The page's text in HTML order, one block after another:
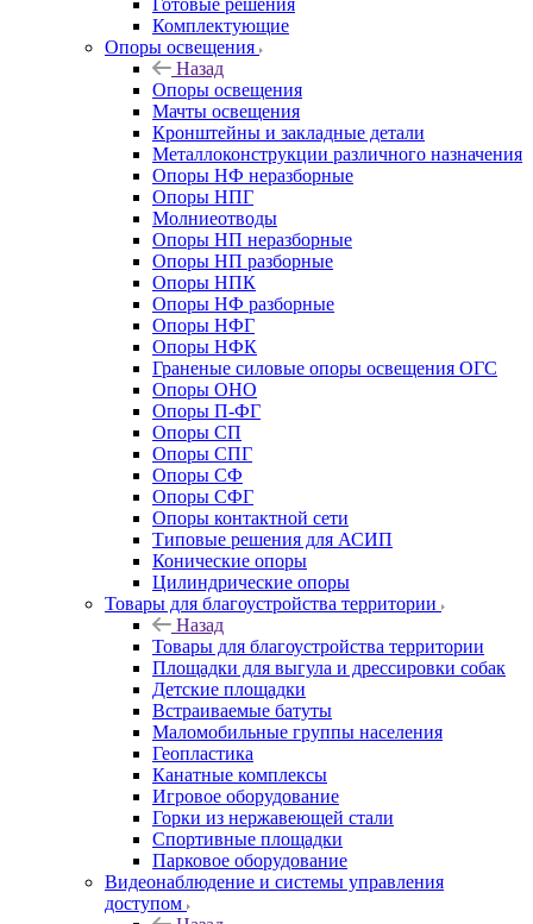
Готовые решения
Комплектующие
Опоры освещения
Назад
Опоры освещения
Мачты освещения
Кронштейны и закладные детали
Металлоконструкции различного назначения
Опоры НФ неразборные
Опоры НПГ
Молниеотводы
Опоры НП неразборные
Опоры НП разборные
Опоры НПК
Опоры НФ разборные
Опоры НФГ
Опоры НФК
Граненые силовые опоры освещения ОГС
Опоры ОНО
Опоры П-ФГ
Опоры СП
Опоры СПГ
Опоры СФ
Опоры СФГ
Опоры контактной сети
Типовые решения для АСИП
Конические опоры
Цилиндрические опоры
Товары для благоустройства территории
Назад
Товары для благоустройства территории
Площадки для выгула и дрессировки собак
Детские площадки
Встраиваемые батуты
Маломобильные группы населения
Геопластика
Канатные комплексы
Игровое оборудование
Горки из нержавеющей стали
Спортивные площадки
Парковое оборудование
Видеонаблюдение и системы управления
доступом